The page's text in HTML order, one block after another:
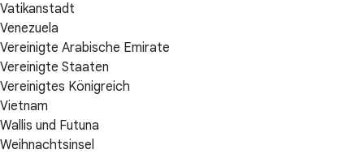
Vatikanstadt
Venezuela
Vereinigte Arabische Emirate
Vereinigte Staaten
Vereinigtes Königreich
Vietnam
Wallis und Futuna
Weihnachtsinsel